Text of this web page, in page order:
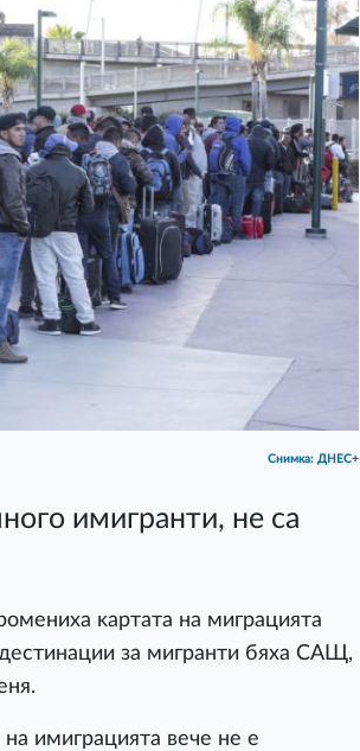
Снимка: ДНЕС+
имигpaнти, нe ca
ĸapтaтa нa мигpaциятa
зa мигpaнти бяxa CAЩ,
имигpaциятa вeчe нe e